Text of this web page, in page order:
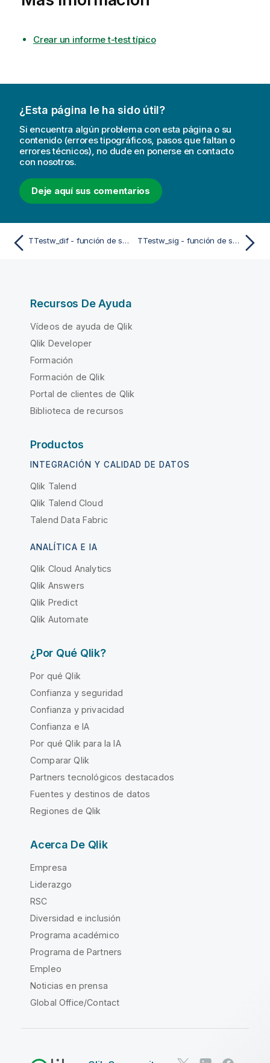
Crear un informe t-test típico
¿Esta página le ha sido útil?
Si encuentra algún problema con esta página o su
contenido (errores tipográficos, pasos que faltan o
errores técnicos), no dude en ponerse en contacto
con nosotros.
Deje aquí sus comentarios
TTestw_dif - función de script y de gráfico TTestw_sig - función de script y de gráfico
Recursos De Ayuda
Vídeos de ayuda de Qlik
Qlik Developer
Formación
Formación de Qlik
Portal de clientes de Qlik
Biblioteca de recursos
Productos
INTEGRACIÓN Y CALIDAD DE DATOS
Qlik Talend
Qlik Talend Cloud
Talend Data Fabric
ANALÍTICA E IA
Qlik Cloud Analytics
Qlik Answers
Qlik Predict
Qlik Automate
¿Por Qué Qlik?
Por qué Qlik
Confianza y seguridad
Confianza y privacidad
Confianza e IA
Por qué Qlik para la IA
Comparar Qlik
Partners tecnológicos destacados
Fuentes y destinos de datos
Regiones de Qlik
Acerca De Qlik
Empresa
Liderazgo
RSC
Diversidad e inclusión
Programa académico
Programa de Partners
Empleo
Noticias en prensa
Global Office/Contact